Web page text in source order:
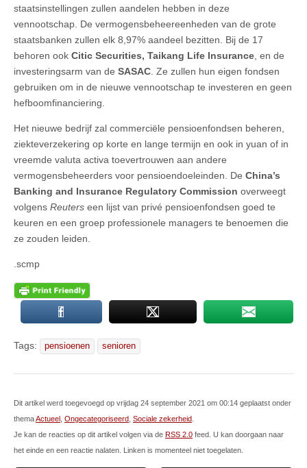
staatsinstellingen zullen aandelen hebben in deze
vennootschap. De vermogensbeheereenheden van de grote
staatsbanken zullen elk 8,97% aandeel bezitten. Bij de 17
behoren ook Citic Securities, Taikang Life Insurance, en de
investeringsarm van de SASAC. Ze zullen hun eigen fondsen
gebruiken om in de nieuwe vennootschap te investeren en geen
hefboomfinanciering.
Het nieuwe bedrijf zal commerciële pensioenfondsen beheren,
ziekteverzekering op korte en lange termijn en ook in yuan of in
vreemde valuta activa toevertrouwen aan andere
vermogensbeheerders voor pensioendoeleinden. De China’s
Banking and Insurance Regulatory Commission overweegt
volgens Reuters een lijst van privé pensioenfondsen goed te
keuren en een groep professionele managers te benoemen die
ze zouden leiden.
.scmp
Tags: pensioenen senioren
Dit artikel werd toegevoegd op vrijdag 24 september 2021 om 00:14 geplaatst onder
themaActueel Ongecategoriseerd Sociale zekerheid
Je kan de reacties op dit artikel volgen via de RSS 2.0 feed. U kan doorgaan naar
het einde en een reactie nalaten. Linken is momenteel niet toegelaten.